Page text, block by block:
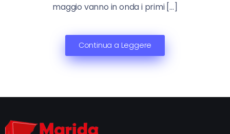
maggio vanno in onda i primi […]
Continua a Leggere